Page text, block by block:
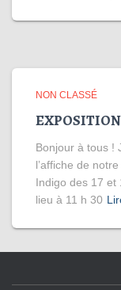
NON CLASSÉ
EXPOSITION
Bonjour à tous !
l’affiche de
Indigo des 17 et
lieu à 11 h 30